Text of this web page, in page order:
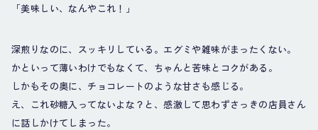
「美味しい、なんやこれ！」
深煎りなのに、スッキリしている。エグミや雑味がまったくない。
かといって薄いわけでもなくて、ちゃんと苦味とコクがある。
しかもその奥に、チョコレートのような甘さも感じる。
え、これ砂糖入ってないよな？と、感激して思わずさっきの店員さん
に話しかけてしまった。